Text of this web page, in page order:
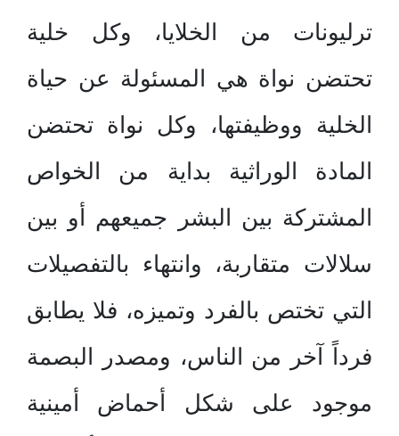
ترليونات من الخلايا، وكل خلية
تحتضن نواة هي المسئولة عن حياة
الخلية ووظيفتها، وكل نواة تحتضن
المادة الوراثية بداية من الخواص
المشتركة بين البشر جميعهم أو بين
سلالات متقاربة، وانتهاء بالتفصيلات
التي تختص بالفرد وتميزه، فلا يطابق
فرداً آخر من الناس، ومصدر البصمة
موجود على شكل أحماض أمينية